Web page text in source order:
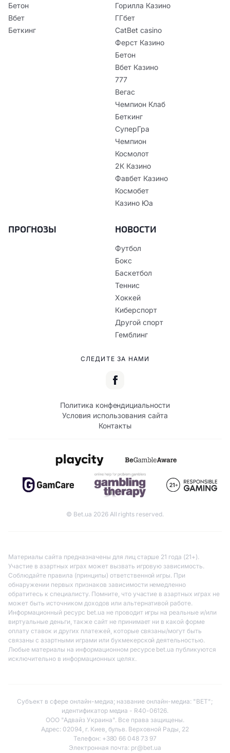
Бетон
Вбет
Беткинг
Горилла Казино
ГГбет
CatBet casino
Ферст Казино
Бетон
Вбет Казино
777
Вегас
Чемпион Клаб
Беткинг
СуперГра
Чемпион
Космолот
2К Казино
Фавбет Казино
Космобет
Казино Юа
ПРОГНОЗЫ НОВОСТИ
Футбол
Бокс
Баскетбол
Теннис
Хоккей
Киберспорт
Другой спорт
Гемблинг
СЛЕДИТЕ ЗА НАМИ
Политика конфендициальности
Условия использования сайта
Контакты
© Bet.ua 2026 All rights reserved.
Материалы сайта предназначены для лиц старше 21 года (21+).
Участие в азартных играх может вызвать игровую зависимость.
Соблюдайте правила (принципы) ответственной игры. При
обнаружении первых признаков зависимости немедленно
обратитесь к специалисту. Помните, что участие в азартных играх не
может быть источником доходов или альтернативой работе.
Информационный ресурс bet.ua не проводит игры на реальные и/или
виртуальные деньги, также сайт не принимает ни в какой форме
оплату ставок и других платежей, которые связаны/могут быть
связаны с азартными играми или букмекерской деятельностью.
Любые материалы на информационном ресурсе bet.ua публикуются
исключительно в информационных целях.
Субъект в сфере онлайн-медиа; название онлайн-медиа: "BET";
идентификатор медиа - R40-06126.
ООО "Адвайз Украина". Все права защищены.
Адрес: 02094, г. Киев, бульв. Верховной Рады, 22
Телефон: +380 66 048 73 97
Электронная почта: pr@bet.ua